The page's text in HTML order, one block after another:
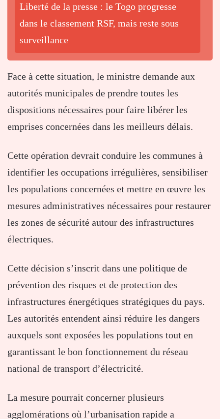
Liberté de la presse : le Togo progresse
dans le classement RSF, mais reste sous
surveillance
Face à cette situation, le ministre demande aux
autorités municipales de prendre toutes les
dispositions nécessaires pour faire libérer les
emprises concernées dans les meilleurs délais.
Cette opération devrait conduire les communes à
identifier les occupations irrégulières, sensibiliser
les populations concernées et mettre en œuvre les
mesures administratives nécessaires pour restaurer
les zones de sécurité autour des infrastructures
électriques.
Cette décision s’inscrit dans une politique de
prévention des risques et de protection des
infrastructures énergétiques stratégiques du pays.
Les autorités entendent ainsi réduire les dangers
auxquels sont exposées les populations tout en
garantissant le bon fonctionnement du réseau
national de transport d’électricité.
La mesure pourrait concerner plusieurs
agglomérations où l’urbanisation rapide a